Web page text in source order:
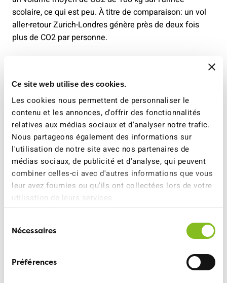
Ce site web utilise des cookies.
Les cookies nous permettent de personnaliser le
contenu et les annonces, d'offrir des fonctionnalités
relatives aux médias sociaux et d'analyser notre trafic.
Nous partageons également des informations sur
l'utilisation de notre site avec nos partenaires de
médias sociaux, de publicité et d'analyse, qui peuvent
combiner celles-ci avec d'autres informations que vous
leur avez fournies ou qu'ils ont collectées lors de votre
utilisation de leurs services.
Nécessaires
Préférences
scolaire, ce qui est peu. À titre de comparaison: un vol
aller-retour Zurich-Londres génère près de deux fois
plus de CO2 par personne.
déplacements en matière d’émissions de CO2 et
apprendre à voyager de manière écologique. Outre la
classe lauréate, les classes arrivées deuxième et
troisième ont elles aussi été récompensées par des
bons cadeaux pour des voyages en train.
Pour tout complément
d’informations:
Nadja Mühlemann, Responsable du projet Ecotrip
Challenge, 031 328 58 53
medias@ate.ch